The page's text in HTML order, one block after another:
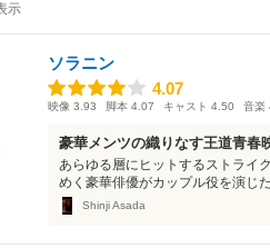
示
ソラニン
4.07
4.07
映像 3.93 脚本 4.07 キャスト 4.50 音楽
豪華メンツの織りなす王道青春
あらゆる層にヒットするストライ
めく豪華俳優がカップル役を演じ
Shinji Asada